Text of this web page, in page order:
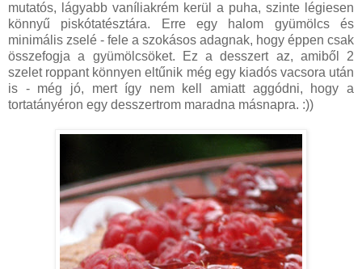
mutatós, lágyabb vaníliakrém kerül a puha, szinte légiesen
könnyű piskótatésztára. Erre egy halom gyümölcs és
minimális zselé - fele a szokásos adagnak, hogy éppen csak
összefogja a gyümölcsöket. Ez a desszert az, amiből 2
szelet roppant könnyen eltűnik még egy kiadós vacsora után
is - még jó, mert így nem kell amiatt aggódni, hogy a
tortatányéron egy desszertrom maradna másnapra. :))